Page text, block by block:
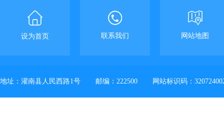
设为首页 联系我们 网站地图
地址：灌南县人民西路1号 邮编：222500 网站标识码：